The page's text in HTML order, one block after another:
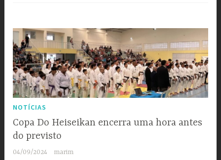
NOTÍCIAS
Copa Do Heiseikan encerra uma hora antes
do previsto
04/09/2024 marim